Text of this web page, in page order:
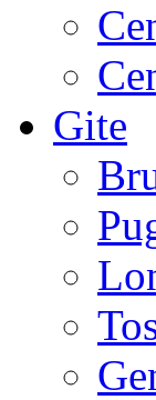
Gite